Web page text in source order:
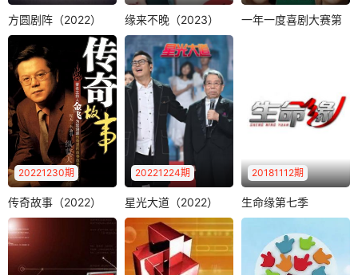
方圆剧阵（2022）
《方圆剧阵》是CC
TV-12社会与法频道
一档社会纪实剧情
栏目，..
方圆剧阵（2022） 缘来不晚（2023）
《缘来不晚》是江
苏综艺频道一档大
型代际相亲交友类
节目，每周五晚..
缘来不晚（2023） 一年一度喜剧大赛第二季
赛第2季》是由爱奇
艺出品、米未联合
一年一度喜剧大赛第
20221230期
传奇故事（2022）
金飞
《传奇故事》是江
西卫视自办的最有
传奇故事（2022）
20221224期
星光大道（2022）
钟丽燕
莫华伦
黄国伦
《星光大道》是中
星光大道（2022）
20181112期
生命缘第七季
卫视打造的中国国
内全新模式的医疗
纪实节目。拍摄..
生命缘第七季